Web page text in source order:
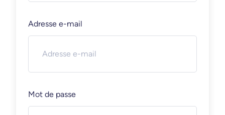
Adresse e-mail
Mot de passe